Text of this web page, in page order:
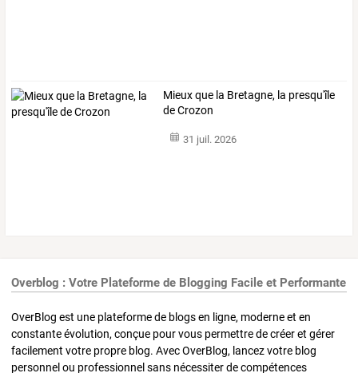
Mieux que la Bretagne, la presqu'île
de Crozon
31 juil. 2026
Overblog : Votre Plateforme de Blogging Facile et Performante
OverBlog est une plateforme de blogs en ligne, moderne et en
constante évolution, conçue pour vous permettre de créer et gérer
facilement votre propre blog. Avec OverBlog, lancez votre blog
personnel ou professionnel sans nécessiter de compétences